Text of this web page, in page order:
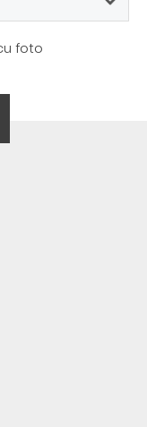
foto